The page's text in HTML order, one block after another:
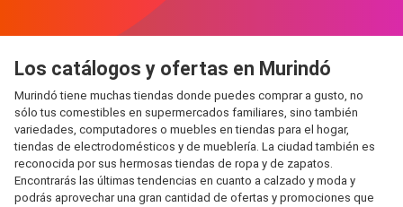
Los catálogos y ofertas en Murindó
Murindó tiene muchas tiendas donde puedes comprar a gusto, no
sólo tus comestibles en supermercados familiares, sino también
variedades, computadores o muebles en tiendas para el hogar,
tiendas de electrodomésticos y de mueblería. La ciudad también es
reconocida por sus hermosas tiendas de ropa y de zapatos.
Encontrarás las últimas tendencias en cuanto a calzado y moda y
podrás aprovechar una gran cantidad de ofertas y promociones que